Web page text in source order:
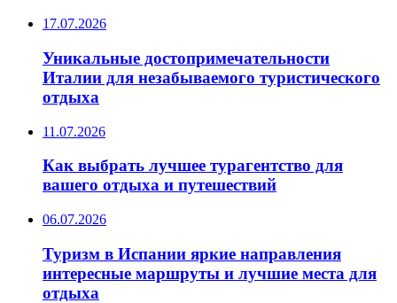
17.07.2026
Уникальные достопримечательности
Италии для незабываемого туристического
отдыха
11.07.2026
Как выбрать лучшее турагентство для
вашего отдыха и путешествий
06.07.2026
Туризм в Испании яркие направления
интересные маршруты и лучшие места для
отдыха